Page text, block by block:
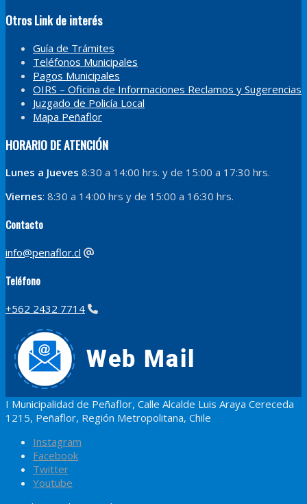
Otros Link de interés
Guía de Trámites
Teléfonos Municipales
Pagos Municipales
OIRS – Oficina de Informaciones Reclamos y Sugerencias
Juzgado de Policía Local
Mapa Peñaflor
HORARIO DE ATENCIÓN
Lunes a Jueves 8:30 a 14:00 hrs. y de 15:00 a 17:30 hrs.
Viernes: 8:30 a 14:00 hrs y de 15:00 a 16:30 hrs.
Contacto
info@penaflor.cl
Teléfono
+562 2432 7714
I Municipalidad de Peñaflor, Calle Alcalde Luis Araya Cereceda
1215, Peñaflor, Región Metropolitana, Chile
Instagram
Facebook
Twitter
Youtube